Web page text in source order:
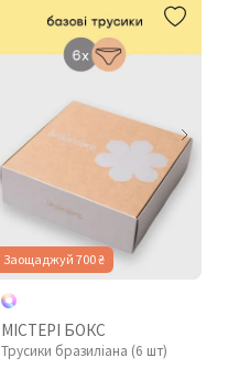
Заощаджуй 700 ₴
МІСТЕРІ БОКС
Трусики бразиліана (6 шт)